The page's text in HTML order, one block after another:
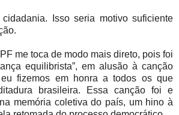
Isso seria motivo suficiente
me toca de modo mais direto, pois foi
equilibrista”, em alusão à canção
fizemos em honra a todos os que
brasileira. Essa canção foi e
memória coletiva do país, um hino à